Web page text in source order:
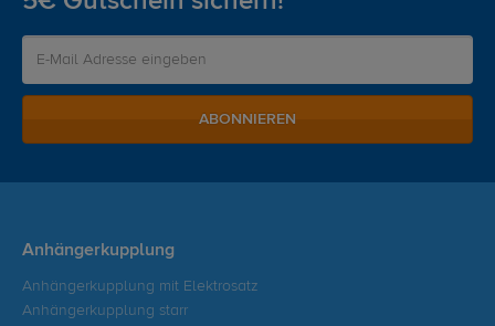
ABONNIEREN
Anhängerkupplung
Anhängerkupplung mit Elektrosatz
Anhängerkupplung starr